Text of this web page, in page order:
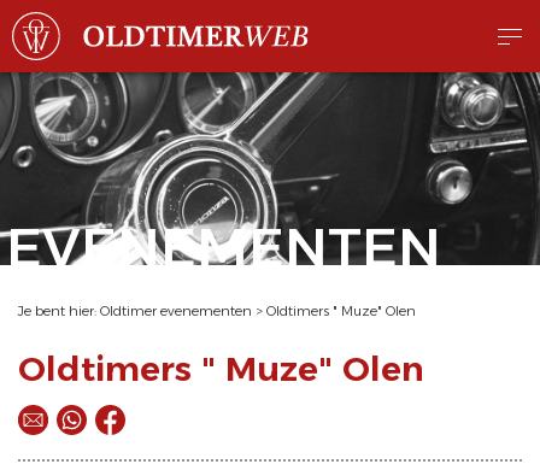
EVENEMENTEN
Je bent hier: Oldtimer evenementen > Oldtimers " Muze" Olen
Oldtimers " Muze" Olen